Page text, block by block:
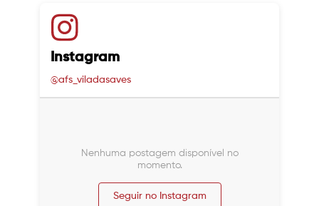
Instagram
@afs_viladasaves
Nenhuma postagem disponível no
momento.
Seguir no Instagram